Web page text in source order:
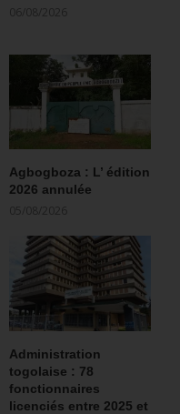
06/08/2026
Agbogboza : L’ édition
2026 annulée
05/08/2026
Administration
togolaise : 78
fonctionnaires
licenciés entre 2025 et